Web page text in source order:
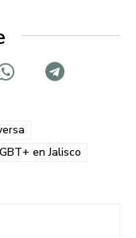
en Jalisco